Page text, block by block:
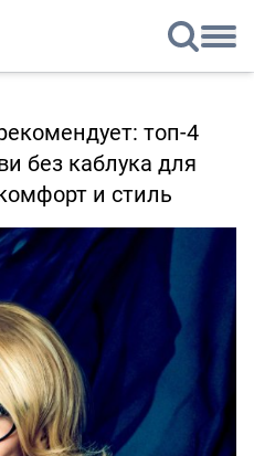
топ-4
без каблука для
и стиль